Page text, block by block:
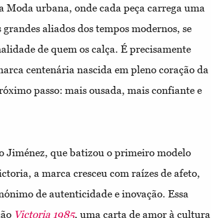
Moda urbana, onde cada peça carrega uma
aliados dos tempos modernos, se
de quem os calça. É precisamente
centenária nascida em pleno coração da
passo: mais ousada, mais confiante e
Jiménez, que batizou o primeiro modelo
a marca cresceu com raízes de afeto,
de autenticidade e inovação. Essa
Victoria 1985, uma carta de amor à cultura